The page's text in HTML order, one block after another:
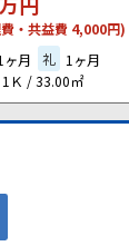
・共益費 4,000円)
ヶ月 礼 1ヶ月
Ｋ / 33.00㎡